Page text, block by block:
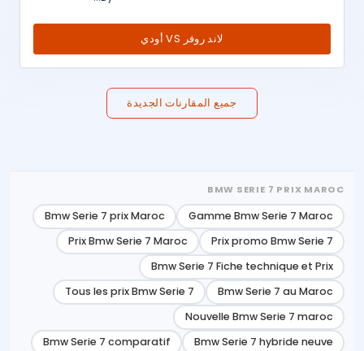
لاند روفر VS أودي
جميع المقارنات الجديدة
BMW SERIE 7 PRIX MAROC
Gamme Bmw Serie 7 Maroc
Bmw Serie 7 prix Maroc
Prix promo Bmw Serie 7
Prix Bmw Serie 7 Maroc
Bmw Serie 7 Fiche technique et Prix
Bmw Serie 7 au Maroc
Tous les prix Bmw Serie 7
Nouvelle Bmw Serie 7 maroc
Bmw Serie 7 hybride neuve
Bmw Serie 7 comparatif